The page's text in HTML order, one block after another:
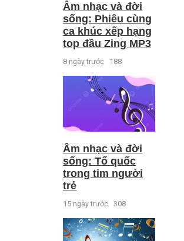
Âm nhạc và đời
sống: Phiêu cùng
ca khúc xếp hạng
top đầu Zing MP3
8 ngày trước 188
Âm nhạc và đời
sống: Tổ quốc
trong tim người
trẻ
15 ngày trước 308